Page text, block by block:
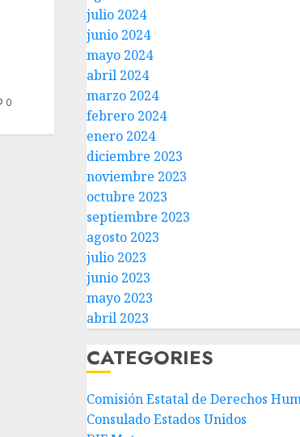
0
julio 2024
junio 2024
mayo 2024
abril 2024
marzo 2024
febrero 2024
enero 2024
diciembre 2023
noviembre 2023
octubre 2023
septiembre 2023
agosto 2023
julio 2023
junio 2023
mayo 2023
abril 2023
CATEGORIES
Comisión Estatal de Derechos
Consulado Estados Unidos